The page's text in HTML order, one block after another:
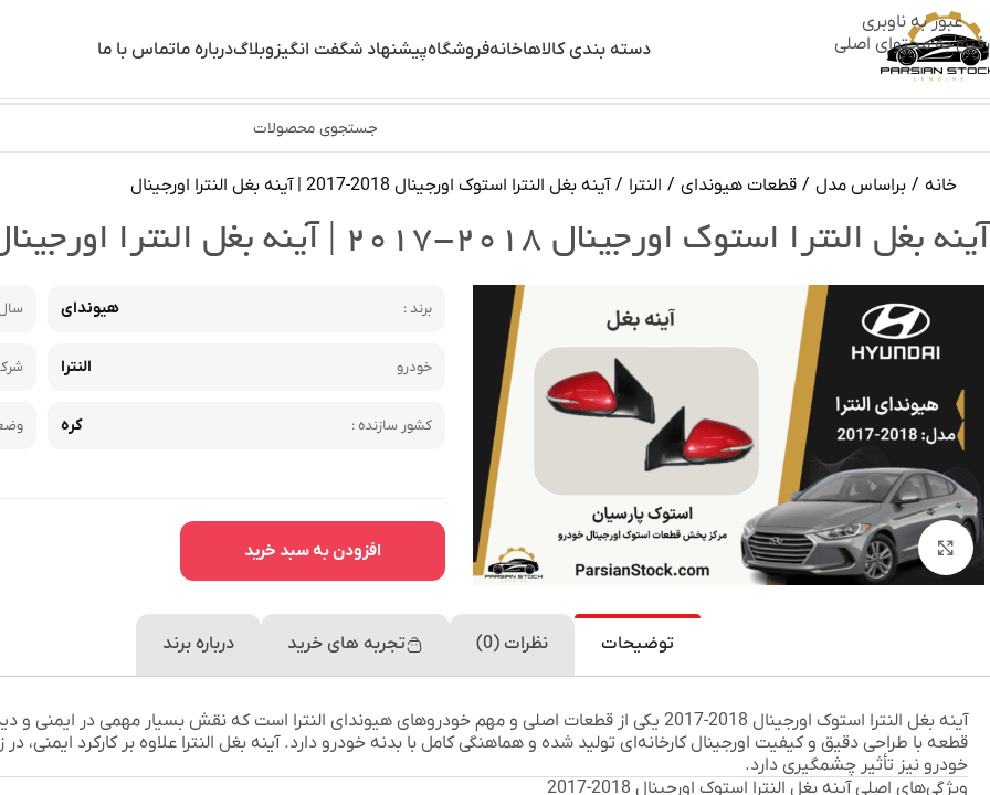
عبور به ناوبری
رفتن به محتوای اصلی
دسته بندی کالاهاخانهفروشگاهپیشنهاد شگفت انگیز وبلاگدرباره ماتماس با ما
خانه / براساس مدل / قطعات هیوندای / النترا / آینه بغل النترا استوک اورجینال 2018-2017 | آینه بغل النترا اورجینال
آینه بغل النترا استوک اورجینال ۲۰۱۸-۲۰۱۷ | آینه بغل النترا اورجینال
بزرگنمایی تصویر
برند : هیوندای
خودرو النترا
کشور سازنده : کره
افزودن به سبد خرید
توضیحات نظرات (0) تجربه های خرید درباره برند
آینه بغل النترا استوک اورجینال 2018-2017
یکی از قطعات اصلی و مهم خودروهای هیوندای النترا است که نقش بسیار مهمی در ایمنی و دید
قطعه با طراحی دقیق و کیفیت اورجینال کارخانه‌ای تولید شده و هماهنگی کامل با بدنه خودرو دارد. آینه بغل النترا علاوه بر کارکرد ایمنی، در
خودرو نیز تأثیر چشمگیری دارد.
ویژگی‌های اصلی آینه بغل النترا استوک اورجینال 2018-2017